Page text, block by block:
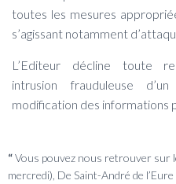
toutes les mesures
s’agissant notamment
L’Editeur décline toute
intrusion frauduleuse
modification des informations
“Vous pouvez nous retrouver sur
mercredi), De Saint-André de